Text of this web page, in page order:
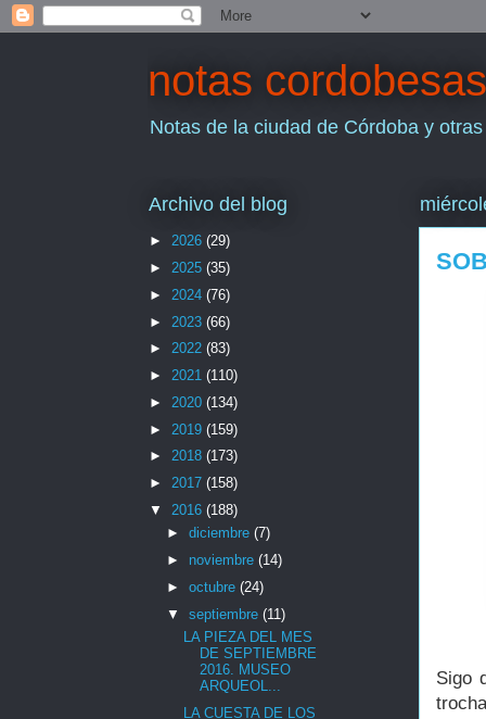
notas cordobesas
Notas de la ciudad de Córdoba y
Sigo
Archivo del blog
► 2026 (29)
► 2025 (35)
► 2024 (76)
► 2023 (66)
► 2022 (83)
► 2021 (110)
► 2020 (134)
► 2019 (159)
► 2018 (173)
► 2017 (158)
▼ 2016 (188)
► diciembre (7)
► noviembre (14)
► octubre (24)
▼ septiembre (11)
LA PIEZA DEL MES
DE SEPTIEMBRE
2016. MUSEO
ARQUEOL...
LA CUESTA DE LOS